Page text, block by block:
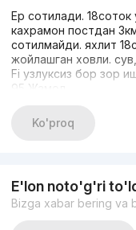
Ер сотилади.
кахрамон постдан
сотилмайди. яхлит
жойлашган ховли.
Fi узлуксиз бор зор
95 Жамол
Ko'proq
E'lon noto'g'ri
Bizga xabar bering va